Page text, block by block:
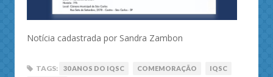
Notícia cadastrada por Sandra Zambon
TAGS: 30 ANOS DO IQSC COMEMORAÇÃO
IQSC